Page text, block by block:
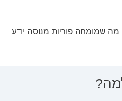
מה שמומחה פוריות מנוסה יודע